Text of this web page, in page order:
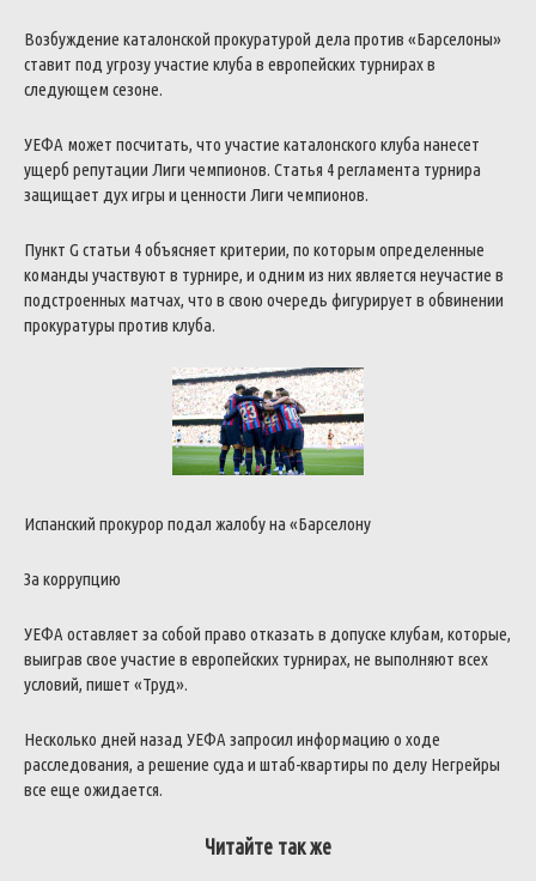
Возбуждение каталонской прокуратурой дела против «Барселоны»
ставит под угрозу участие клуба в европейских турнирах в
следующем сезоне.
УЕФА может посчитать, что участие каталонского клуба нанесет
ущерб репутации Лиги чемпионов. Статья 4 регламента турнира
защищает дух игры и ценности Лиги чемпионов.
Пункт G статьи 4 объясняет критерии, по которым определенные
команды участвуют в турнире, и одним из них является неучастие в
подстроенных матчах, что в свою очередь фигурирует в обвинении
прокуратуры против клуба.
Испанский прокурор подал жалобу на «Барселону
За коррупцию
УЕФА оставляет за собой право отказать в допуске клубам, которые,
выиграв свое участие в европейских турнирах, не выполняют всех
условий, пишет «Труд».
Несколько дней назад УЕФА запросил информацию о ходе
расследования, а решение суда и штаб-квартиры по делу Негрейры
все еще ожидается.
Читайте так же